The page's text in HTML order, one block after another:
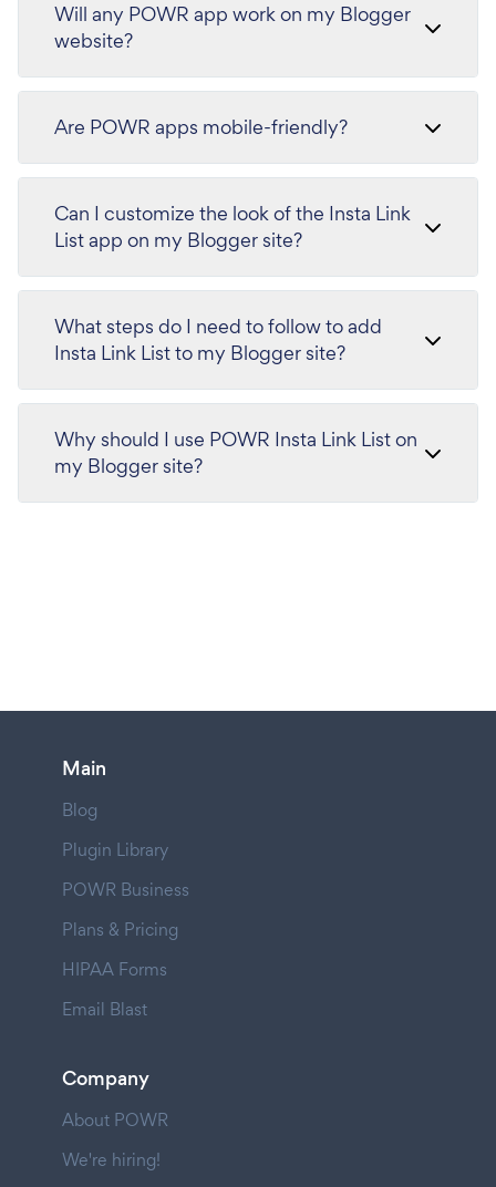
Will any POWR app work on my Blogger
website?
Are POWR apps mobile-friendly?
Can I customize the look of the Insta Link
List app on my Blogger site?
What steps do I need to follow to add
Insta Link List to my Blogger site?
Why should I use POWR Insta Link List on
my Blogger site?
Main
Blog
Plugin Library
POWR Business
Plans & Pricing
HIPAA Forms
Email Blast
Company
About POWR
We're hiring!